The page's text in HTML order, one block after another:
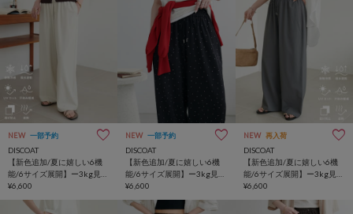
NEW 一部予約
DISCOAT
【新色追加/夏に嬉しい6機
能/6サイズ展開】ー3kg見
え!多機能とろみイージーパ
ンツ
¥6,600
NEW 一部予約
DISCOAT
【新色追加/夏に嬉しい6機
能/6サイズ展開】ー3kg見
え!多機能とろみイージーパ
ンツ
¥6,600
NEW 再入荷
DISCOAT
【新色追加/夏に嬉しい6機
能/6サイズ展開】ー3kg見
え!多機能とろみイージーパ
ンツ
¥6,600